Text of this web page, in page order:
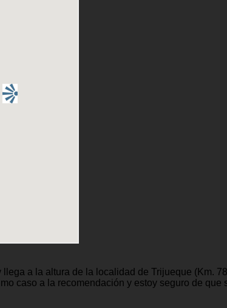
a la altura de la localidad de Trijueque (Km.
caso a la recomendación y estoy seguro de